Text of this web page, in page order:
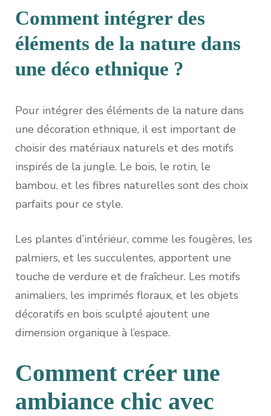
Comment intégrer des
éléments de la nature dans
une déco ethnique ?
Pour intégrer des éléments de la nature dans
une décoration ethnique, il est important de
choisir des matériaux naturels et des motifs
inspirés de la jungle. Le bois, le rotin, le
bambou, et les fibres naturelles sont des choix
parfaits pour ce style.
Les plantes d’intérieur, comme les fougères, les
palmiers, et les succulentes, apportent une
touche de verdure et de fraîcheur. Les motifs
animaliers, les imprimés floraux, et les objets
décoratifs en bois sculpté ajoutent une
dimension organique à l’espace.
Comment créer une
ambiance chic avec